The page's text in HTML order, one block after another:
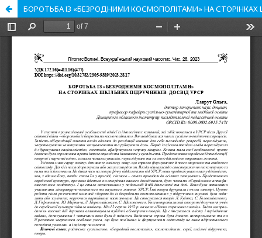
БОРОТЬБА ІЗ «БЕЗРОДНИМИ КОСМОПОЛІТАМИ» НА СТОРІНКАХ